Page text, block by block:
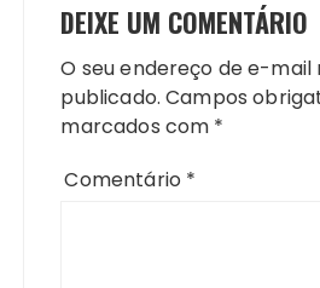
DEIXE UM COMENTÁRIO
O seu endereço de e-mail
publicado. Campos
marcados com *
Comentário *